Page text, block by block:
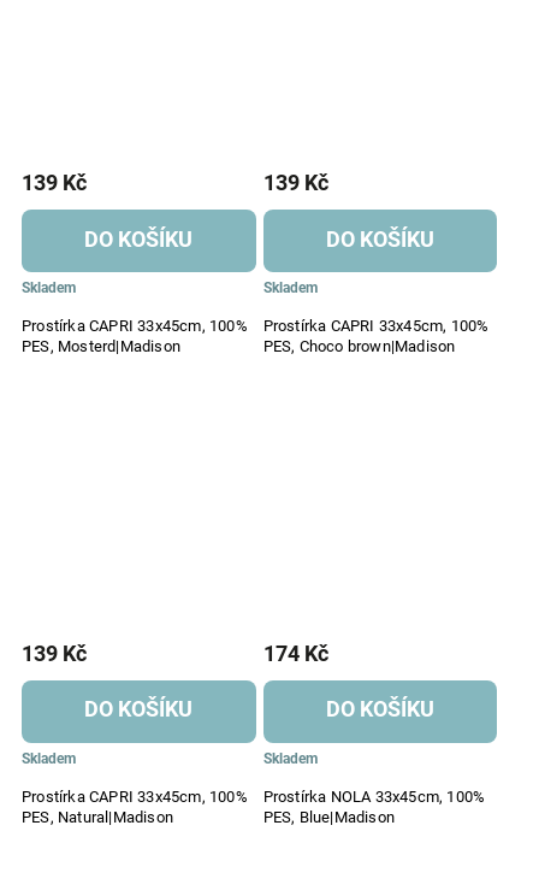
Prostírka CAPRI 33x45cm, 100%
PES, Mosterd|Madison
Skladem
139 Kč
DO KOŠÍKU
Prostírka CAPRI 33x45cm, 100%
PES, Choco brown|Madison
Skladem
139 Kč
DO KOŠÍKU
Prostírka CAPRI 33x45cm, 100%
PES, Natural|Madison
Skladem
139 Kč
DO KOŠÍKU
Prostírka NOLA 33x45cm, 100%
PES, Blue|Madison
Skladem
174 Kč
DO KOŠÍKU